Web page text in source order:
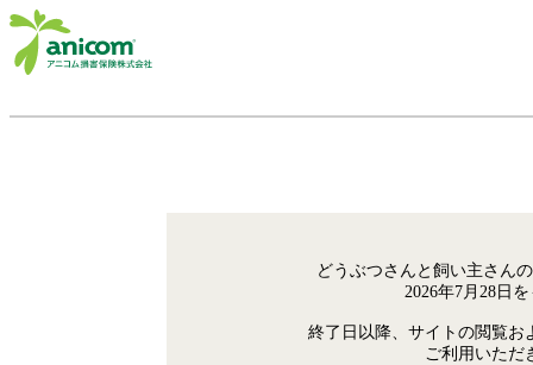
どうぶつさんと飼い主さん
2026年7月28日
終了日以降、サイトの閲覧お
ご利用いただ